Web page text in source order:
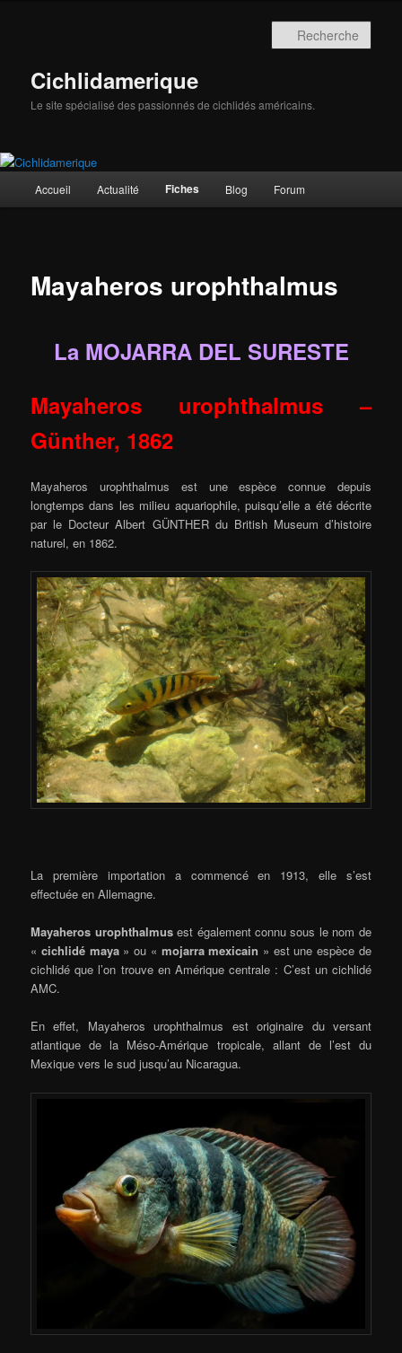
Cichlidamerique
Le site spécialisé des passionnés de cichlidés américains.
principal
Accueil Actualité Fiches Blog Forum
Mayaheros urophthalmus
La MOJARRA DEL SURESTE
Mayaheros urophthalmus –
Günther, 1862
Mayaheros urophthalmus est une espèce connue depuis
longtemps dans les milieu aquariophile, puisqu’elle a été décrite
par le Docteur Albert GÜNTHER du British Museum d’histoire
naturel, en 1862.
La première importation a commencé en 1913, elle s’est
effectuée en Allemagne.
Mayaheros urophthalmusest également connu sous le nom de
« cichlidé maya» ou « mojarra mexicain » est une espèce de
cichlidé que l’on trouve en Amérique centrale : C’est un cichlidé
AMC.
En effet, Mayaheros urophthalmus est originaire du versant
atlantique de la Méso-Amérique tropicale, allant de l’est du
Mexique vers le sud jusqu’au Nicaragua.